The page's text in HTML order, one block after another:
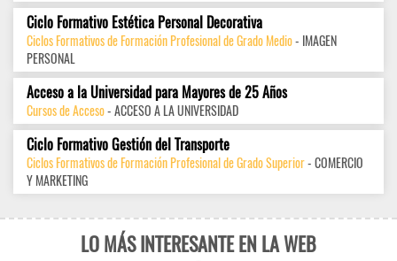
Ciclo Formativo Estética Personal Decorativa
Ciclos Formativos de Formación Profesional de Grado Medio- IMAGEN
PERSONAL
Acceso a la Universidad para Mayores de 25 Años
Cursos de Acceso- ACCESO A LA UNIVERSIDAD
Ciclo Formativo Gestión del Transporte
Ciclos Formativos de Formación Profesional de Grado Superior- COMERCIO
Y MARKETING
LO MÁS INTERESANTE EN LA WEB